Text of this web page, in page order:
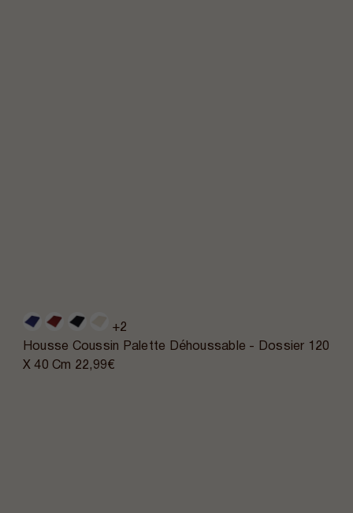
+2
Housse Coussin Palette Déhoussable - Dossier 120
X 40 Cm 22,99€